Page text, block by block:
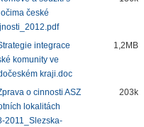
české
integrace
komunity ve
kraji.doc
1,2MB
o cinnosti ASZ
lokalitách
2011_Slezska-
203k